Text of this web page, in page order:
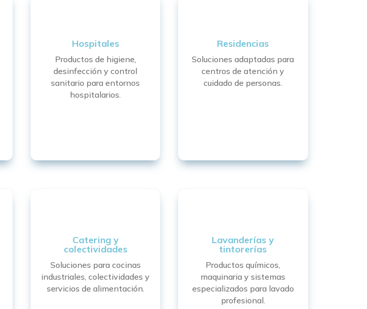
Hospitales
Productos de higiene,
desinfección y control
sanitario para entornos
hospitalarios.
Residencias
Soluciones adaptadas para
centros de atención y
cuidado de personas.
Catering y
colectividades
Soluciones para cocinas
industriales, colectividades y
servicios de alimentación.
Lavanderías y
tintorerías
Productos químicos,
maquinaria y sistemas
especializados para lavado
profesional.